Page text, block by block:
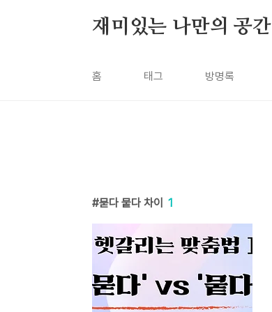
재미있는 나만의 공간
홈 태그 방명록
묻다 뭍다 차이 1